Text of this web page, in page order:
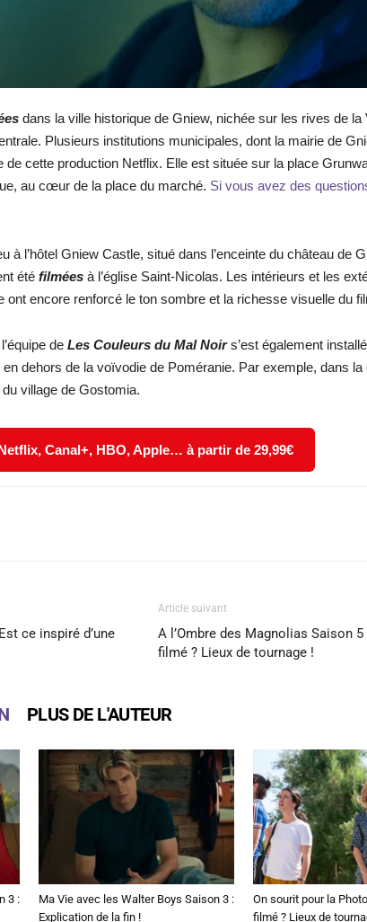
dans la ville historique de Gniew, nichée sur les rives de la
Plusieurs institutions municipales, dont la mairie de
de cette production Netflix. Elle est située sur la place
au cœur de la place du marché. Si vous avez des
à l’hôtel Gniew Castle, situé dans l’enceinte du château de
été filmées à l’église Saint-Nicolas. Les intérieurs et les
ont encore renforcé le ton sombre et la richesse visuelle du
de Les Couleurs du Mal Noirs’est également
dehors de la voïvodie de Poméranie. Par exemple, dans
village de Gostomia.
Canal+, HBO, Apple… à partir de 29,99€
ce inspiré d’une
Article suivant
A l’Ombre des Magnolias Saison 5
filmé ? Lieux de tournage !
PLUS DE L'AUTEUR
3 :
Ma Vie avec les Walter Boys Saison 3 :
Explication de la fin !
On sourit pour la
filmé ? Lieux de